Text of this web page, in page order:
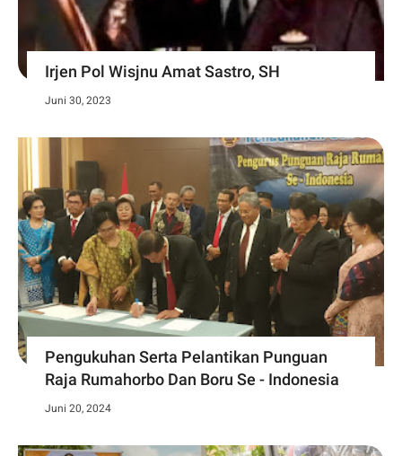
Irjen Pol Wisjnu Amat Sastro, SH
Juni 30, 2023
Pengukuhan Serta Pelantikan Punguan
Raja Rumahorbo Dan Boru Se - Indonesia
Juni 20, 2024